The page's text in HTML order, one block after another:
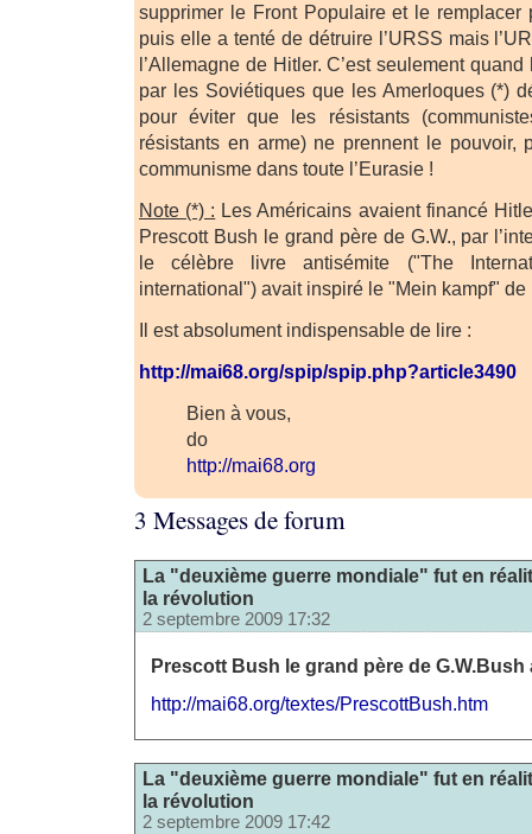
supprimer le Front Populaire et le remplacer
puis elle a tenté de détruire l’URSS mais
l’Allemagne de Hitler. C’est seulement
par les Soviétiques que les Amerloques (*)
pour éviter que les résistants
résistants en arme) ne prennent le pouvoir,
communisme dans toute l’Eurasie !
Note (*) : Les Américains avaient financé
Prescott Bush le grand père de G.W., par
le célèbre livre antisémite ("The
international") avait inspiré le "Mein kampf" de
Il est absolument indispensable de lire :
http://mai68.org/spip/spip.php?article3490
Bien à vous,
do
http://mai68.org
3 Messages de forum
La "deuxième guerre mondiale" fut en
la révolution
2 septembre 2009 17:32
Prescott Bush le grand père de G.W.Bush
http://mai68.org/textes/PrescottBush.htm
La "deuxième guerre mondiale" fut en
la révolution
2 septembre 2009 17:42